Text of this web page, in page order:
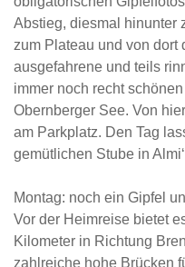
Abstieg, diesmal hinunter
zum Plateau und von
ausgefahrene und teils
immer noch recht
Obernberger See. Von
am Parkplatz. Den Tag
gemütlichen Stube in
Montag: noch ein Gipfel
Vor der Heimreise bietet
Kilometer in Richtung
zahlreiche hohe Brücken